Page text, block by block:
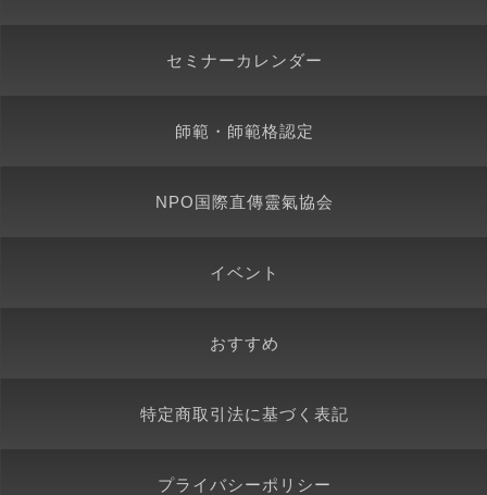
セミナーカレンダー
師範・師範格認定
NPO国際直傳靈氣協会
イベント
おすすめ
特定商取引法に基づく表記
プライバシーポリシー